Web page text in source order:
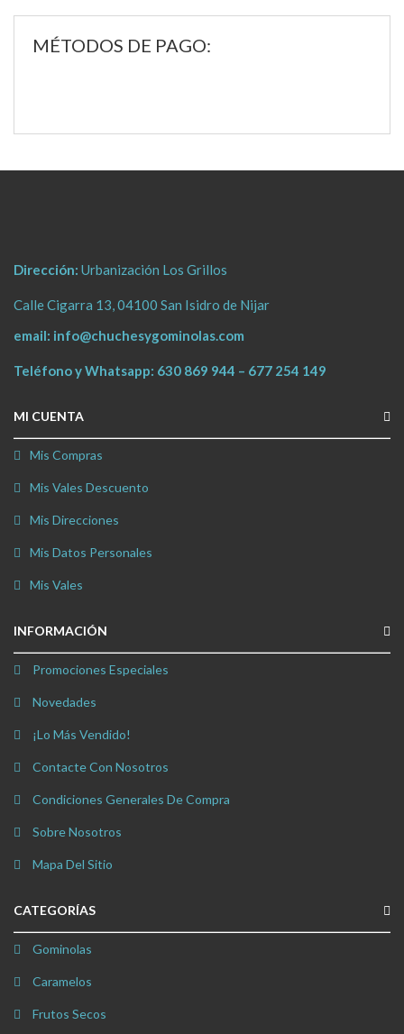
MÉTODOS DE PAGO:
Dirección: Urbanización Los Grillos
Calle Cigarra 13, 04100 San Isidro de Nijar
email: info@chuchesygominolas.com
Teléfono y Whatsapp: 630 869 944 – 677 254 149
MI CUENTA
Mis Compras
Mis Vales Descuento
Mis Direcciones
Mis Datos Personales
Mis Vales
INFORMACIÓN
Promociones Especiales
Novedades
¡Lo Más Vendido!
Contacte Con Nosotros
Condiciones Generales De Compra
Sobre Nosotros
Mapa Del Sitio
CATEGORÍAS
Gominolas
Caramelos
Frutos Secos